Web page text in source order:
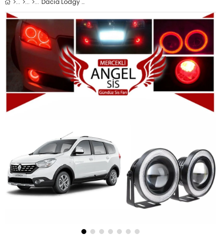
Dacia Lodgy Uyumlu, Universal Mercekli Led Angel Sis Farı, 76mm Kırmızı Renk